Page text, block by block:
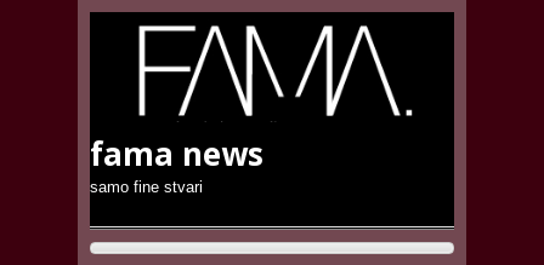
fama news
samo fine stvari